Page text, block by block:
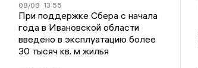
08/08 13:55
При поддержке Сбера с начала
года в Ивановской области
введено в эксплуатацию более
30 тысяч кв. м жилья